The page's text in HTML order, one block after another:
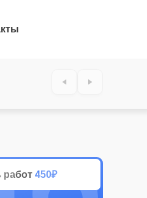
работ 450₽